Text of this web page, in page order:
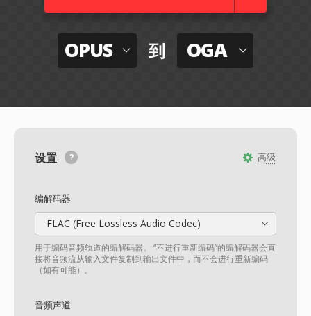
OPUS 到 OGA
高级
设置
编解码器:
FLAC (Free Lossless Audio Codec)
用于编码音频轨道的编解码器。 “不进行重新编码”的编解码器会直
接将音频流从输入文件复制到输出文件中，而不会进行重新编码
（如有可能）。
音频声道: